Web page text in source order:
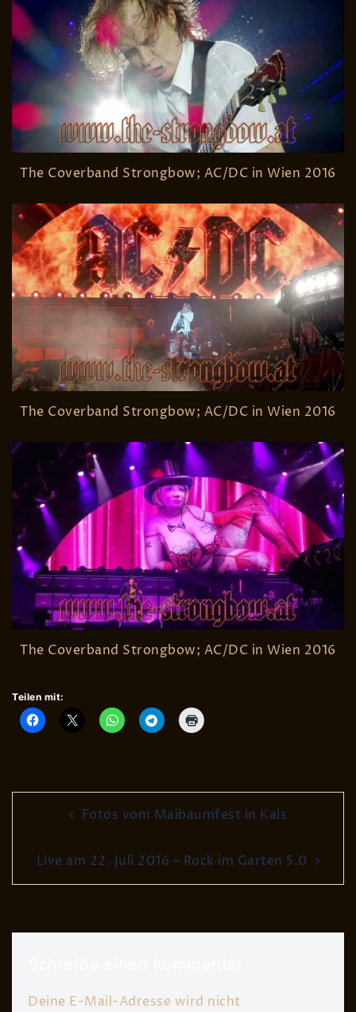
The Coverband Strongbow; AC/DC in Wien 2016
The Coverband Strongbow; AC/DC in Wien 2016
The Coverband Strongbow; AC/DC in Wien 2016
Teilen mit:
Post
navigationFotos vom Maibaumfest in Kals
Live am 22. Juli 2016 – Rock im Garten 5.0
Deine E-Mail-Adresse wird nicht